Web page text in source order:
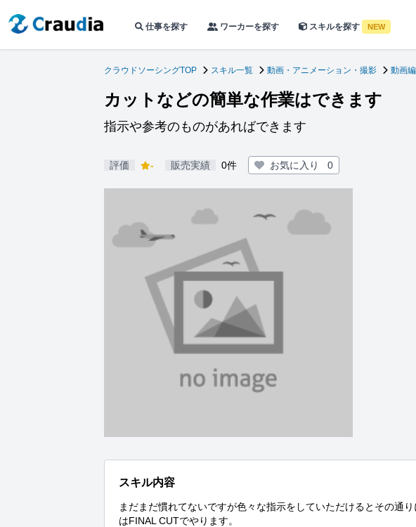
仕事を探す ワーカーを探す スキルを探す NEW
クラウドソーシングTOP スキル一覧 動画・アニメーション・撮影 動画
カットなどの簡単な作業はできます
指示や参考のものがあればできます
評価 - 販売実績 0件 お気に入り 0
スキル内容
まだまだ慣れてないですが色々な指示をしていただけるとその通
はFINAL CUTでやります。